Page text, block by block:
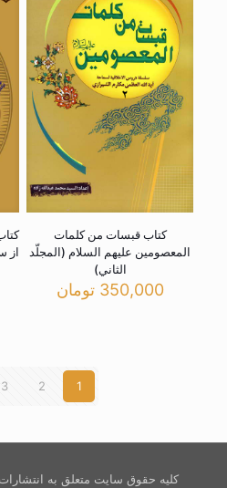
کتاب قبسات من کلمات
المعصومین علیهم السلام (المجلّد
الثاني)
350,000 تومان
از
1
2
3
کلیه حقوق سایت متعلق به